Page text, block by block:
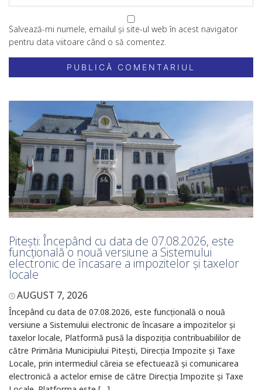
Salvează-mi numele, emailul și site-ul web în acest navigator
pentru data viitoare când o să comentez.
Pitești: Începând cu data de 07.08.2026, este
funcțională o nouă versiune a Sistemului
electronic de încasare a impozitelor și taxelor
locale
AUGUST 7, 2026
Începând cu data de 07.08.2026, este funcțională o nouă
versiune a Sistemului electronic de încasare a impozitelor și
taxelor locale, Platformă pusă la dispoziția contribuabililor de
către Primăria Municipiului Pitești, Direcția Impozite și Taxe
Locale, prin intermediul căreia se efectuează și comunicarea
electronică a actelor emise de către Direcția Impozite și Taxe